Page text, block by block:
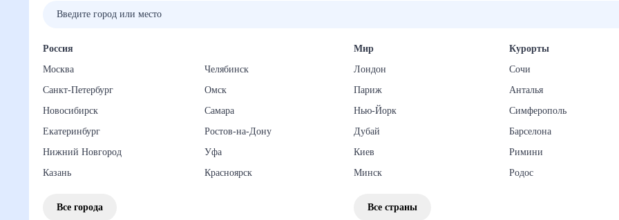
Россия
Москва
Санкт-Петербург
Новосибирск
Екатеринбург
Нижний Новгород
Казань
Челябинск
Омск
Самара
Ростов-на-Дону
Уфа
Красноярск
Все города
Мир
Лондон
Париж
Нью-Йорк
Дубай
Киев
Минск
Курорты
Сочи
Анталья
Симферополь
Барселона
Римини
Родос
Все страны